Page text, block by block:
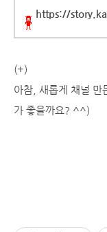
https://
(+)
아참, 새롭게 채널 만
가 좋을까요? ^^)